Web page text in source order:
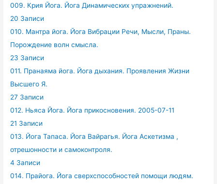
009. Крия Йога. Йога Динамических упражнений.
20 Записи
010. Мантра йога. Йога Вибрации Речи, Мысли, Праны.
Порождение волн смысла.
23 Записи
011. Пранаяма йога. Йога дыхания. Проявления Жизни
Высшего Я.
27 Записи
012. Ньяса Йога. Йога прикосновения. 2005-07-11
21 Записи
013. Йога Тапаса. Йога Вайрагья. Йога Аскетизма ,
отрешонности и самоконтроля.
4 Записи
014. Прайога. Йога сверхспособностей помощи людям.